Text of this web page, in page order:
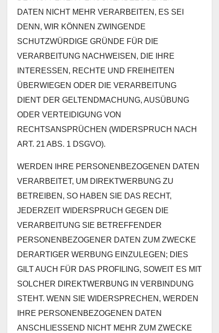
DATEN NICHT MEHR VERARBEITEN, ES SEI
DENN, WIR KÖNNEN ZWINGENDE
SCHUTZWÜRDIGE GRÜNDE FÜR DIE
VERARBEITUNG NACHWEISEN, DIE IHRE
INTERESSEN, RECHTE UND FREIHEITEN
ÜBERWIEGEN ODER DIE VERARBEITUNG
DIENT DER GELTENDMACHUNG, AUSÜBUNG
ODER VERTEIDIGUNG VON
RECHTSANSPRÜCHEN (WIDERSPRUCH NACH
ART. 21 ABS. 1 DSGVO).
WERDEN IHRE PERSONENBEZOGENEN DATEN
VERARBEITET, UM DIREKTWERBUNG ZU
BETREIBEN, SO HABEN SIE DAS RECHT,
JEDERZEIT WIDERSPRUCH GEGEN DIE
VERARBEITUNG SIE BETREFFENDER
PERSONENBEZOGENER DATEN ZUM ZWECKE
DERARTIGER WERBUNG EINZULEGEN; DIES
GILT AUCH FÜR DAS PROFILING, SOWEIT ES MIT
SOLCHER DIREKTWERBUNG IN VERBINDUNG
STEHT. WENN SIE WIDERSPRECHEN, WERDEN
IHRE PERSONENBEZOGENEN DATEN
ANSCHLIESSEND NICHT MEHR ZUM ZWECKE